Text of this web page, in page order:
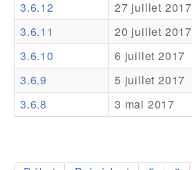
Support
Forum
Support Pro
3.6.12
27 juillet 2017
3.6.11
20 juillet 2017
3.6.10
6 juillet 2017
3.6.9
5 juillet 2017
3.6.8
3 mai 2017